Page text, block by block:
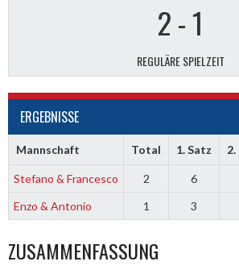
2-1
REGULÄRE SPIELZEIT
ERGEBNISSE
Mannschaft Total 1. Satz 2.
Stefano & Francesco 2 6
Enzo & Antonio
1 3
ZUSAMMENFASSUNG